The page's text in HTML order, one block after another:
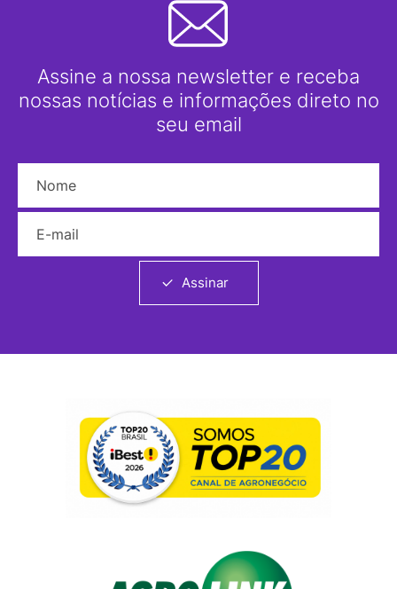
Assine a nossa newsletter e receba
nossas notícias e informações direto no
seu email
Assinar